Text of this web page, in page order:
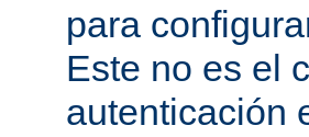
para
Este no es el
autenticación